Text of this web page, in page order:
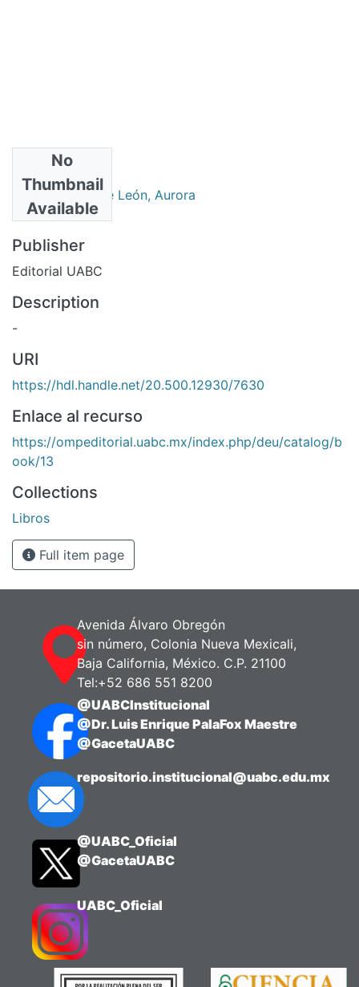
No
Thumbnail
Available
Authors
García García de León, Aurora
Publisher
Editorial UABC
Description
-
URI
https://hdl.handle.net/20.500.12930/7630
Enlace al recurso
https://ompeditorial.uabc.mx/index.php/deu/catalog/b
ook/13
Collections
Libros
Full item page
Avenida Álvaro Obregón
sin número, Colonia Nueva Mexicali,
Baja California, México. C.P. 21100
Tel:+52 686 551 8200
@UABCInstitucional
@Dr. Luis Enrique PalaFox Maestre
@GacetaUABC
repositorio.institucional@uabc.edu.mx
@UABC_Oficial
@GacetaUABC
UABC_Oficial